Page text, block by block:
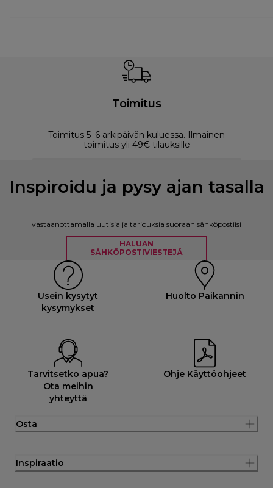
Toimitus
Toimitus 5–6 arkipäivän kuluessa. Ilmainen
toimitus yli 49€ tilauksille
Inspiroidu ja pysy ajan tasalla
vastaanottamalla uutisia ja tarjouksia suoraan sähköpostiisi
HALUAN
SÄHKÖPOSTIVIESTEJÄ
Usein kysytyt
kysymykset
Huolto Paikannin
Tarvitsetko apua?
Ota meihin
yhteyttä
Ohje Käyttöohjeet
Osta
Inspiraatio